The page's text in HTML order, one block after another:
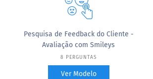
tanto a satisfação quanto a importância de
suas propostas de valor para seus clientes.
Este modelo gratuito pode ser usado para
avaliar o quanto os clientes estão satisfeitos
uso em estudos de pesquisa e pode ser
Pesquisa de Feedback do Cliente -
Avaliação com Smileys
8 PERGUNTAS
Ver Modelo